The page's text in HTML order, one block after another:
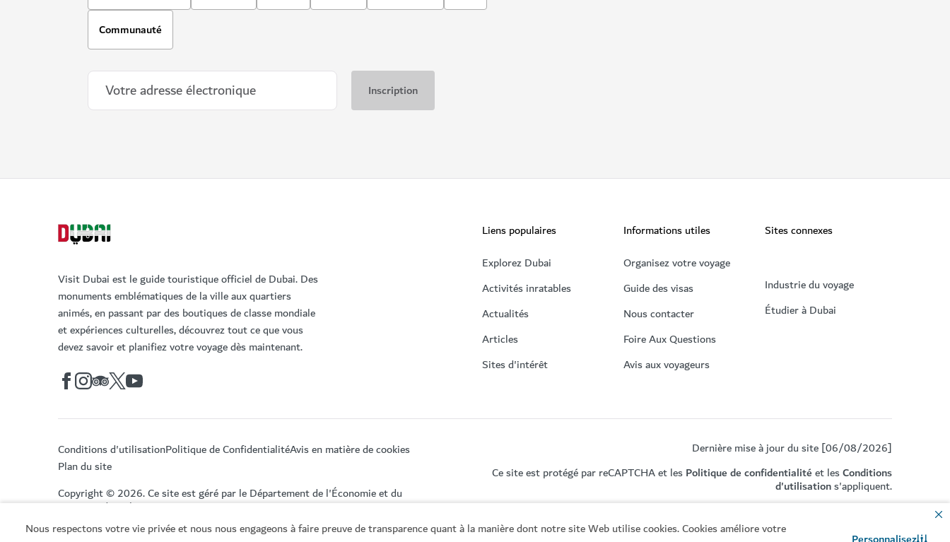
Nous respectons votre vie privée et nous nous engageons à faire preuve de transparence quant à la manière dont notre site Web utilise cookies. Cookies améliore votre
Communauté
Visit Dubai est le guide touristique officiel de Dubai. Des
monuments emblématiques de la ville aux quartiers
animés, en passant par des boutiques de classe mondiale
et expériences culturelles, découvrez tout ce que vous
devez savoir et planifiez votre voyage dès maintenant.
Liens populaires
Explorez Dubai
Activités inratables
Actualités
Articles
Sites d'intérêt
Informations utiles
Organisez votre voyage
Guide des visas
Nous contacter
Foire Aux Questions
Avis aux voyageurs
Sites connexes
Industrie du voyage
Étudier à Dubai
Conditions d'utilisationPolitique de ConfidentialitéAvis en matière de cookies
Plan du site
Copyright © 2026. Ce site est géré par le Département de l'Économie et du
Tourisme de Dubai.
Dernière mise à jour du site [06/08/2026]
Ce site est protégé par reCAPTCHA et lesPolitique de confidentialitéet lesConditions
d'utilisations'appliquent.